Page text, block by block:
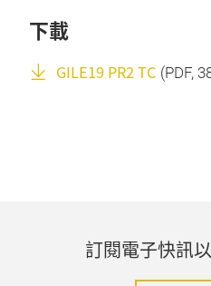
下載
GILE19 PR2 TC (PDF,
訂閱電子快訊